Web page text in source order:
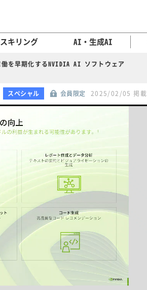
キリング AI・生成AI
を早期化するNVIDIA AI ソフトウェア
スペシャル 会員限定 2025/02/05 掲載